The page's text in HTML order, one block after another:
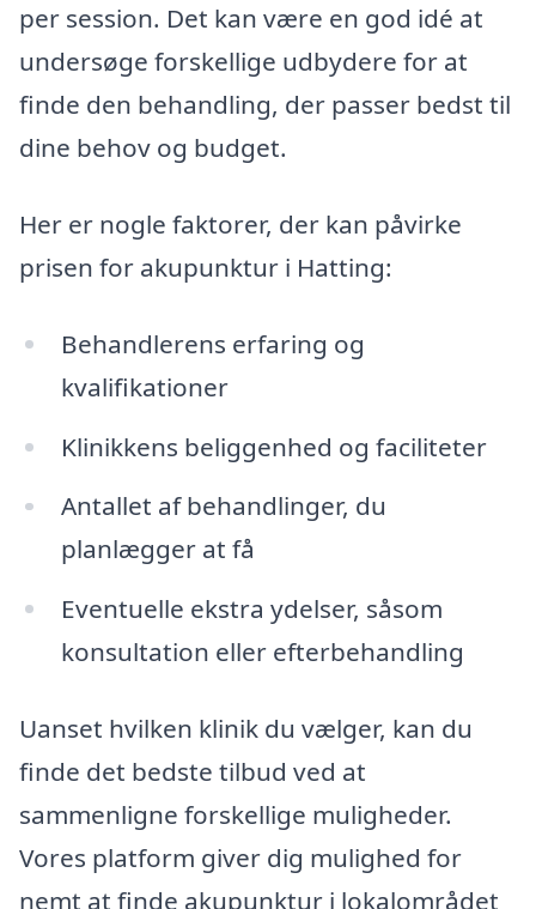
per session. Det kan være en god idé at
undersøge forskellige udbydere for at
finde den behandling, der passer bedst til
dine behov og budget.
Her er nogle faktorer, der kan påvirke
prisen for akupunktur i Hatting:
Behandlerens erfaring og
kvalifikationer
Klinikkens beliggenhed og faciliteter
Antallet af behandlinger, du
planlægger at få
Eventuelle ekstra ydelser, såsom
konsultation eller efterbehandling
Uanset hvilken klinik du vælger, kan du
finde det bedste tilbud ved at
sammenligne forskellige muligheder.
Vores platform giver dig mulighed for
nemt at finde akupunktur i lokalområdet